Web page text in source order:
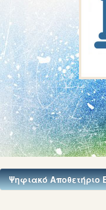
Ψηφιακό Αποθετήριο